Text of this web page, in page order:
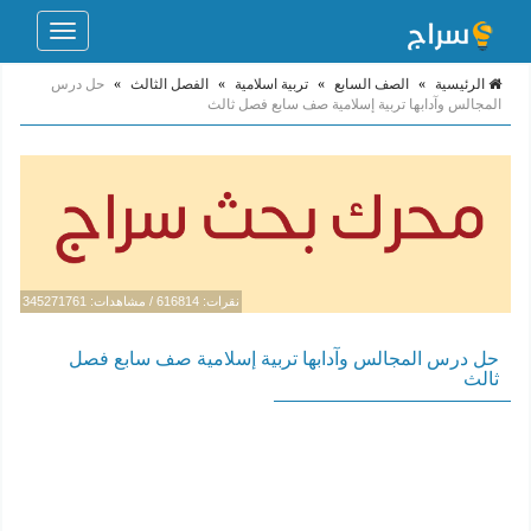
Toggle
الرئيسية » الصف السابع » تربية اسلامية » الفصل الثالث » حل درس
المجالس وآدابها تربية إسلامية صف سابع فصل ثالث
نقرات: 616814 / مشاهدات: 345271761
حل درس المجالس وآدابها تربية إسلامية صف سابع فصل
ثالث